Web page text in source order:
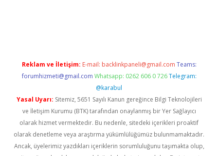
Reklam ve İletişim: E-mail: backlinkpaneli@gmail.com Teams:
forumhizmeti@gmail.com Whatsapp: 0262 606 0 726 Telegram:
@karabul
Yasal Uyarı: Sitemiz, 5651 Sayılı Kanun gereğince Bilgi Teknolojileri
ve İletişim Kurumu (BTK) tarafından onaylanmış bir Yer Sağlayıcı
olarak hizmet vermektedir. Bu nedenle, sitedeki içerikleri proaktif
olarak denetleme veya araştırma yükümlülüğümüz bulunmamaktadır.
Ancak, üyelerimiz yazdıkları içeriklerin sorumluluğunu taşımakta olup,